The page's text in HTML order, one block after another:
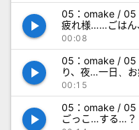
play_arrow
05：omake / 05
疲れ様……ごは
00:08
play_arrow
05：omake / 05
り、夜…一日、
00:15
play_arrow
05：omake / 05
ごっこ…する…